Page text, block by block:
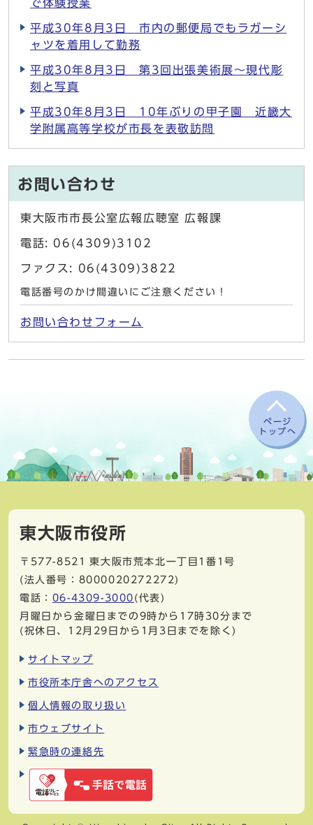
で体験授業
平成30年8月3日 市内の郵便局でもラガーシ
ャツを着用して勤務
平成30年8月3日 第3回出張美術展～現代彫
刻と写真
平成30年8月3日 10年ぶりの甲子園 近畿大
学附属高等学校が市長を表敬訪問
お問い合わせ
東大阪市市長公室広報広聴室 広報課
電話: 06(4309)3102
ファクス: 06(4309)3822
電話番号のかけ間違いにご注意ください！
お問い合わせフォーム
ページ
トップへ
東大阪市役所
〒577-8521
東大阪市荒本北一丁目1番1号
(法人番号：8000020272272)
電話： 06-4309-3000 (代表)
月曜日から金曜日までの9時から17時30分まで
(祝休日、12月29日から1月3日までを除く)
サイトマップ
市役所本庁舎へのアクセス
個人情報の取り扱い
市ウェブサイト
緊急時の連絡先